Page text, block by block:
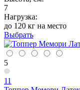
7
Нагрузка:
до 120 кг на место
Выбрать
5
11